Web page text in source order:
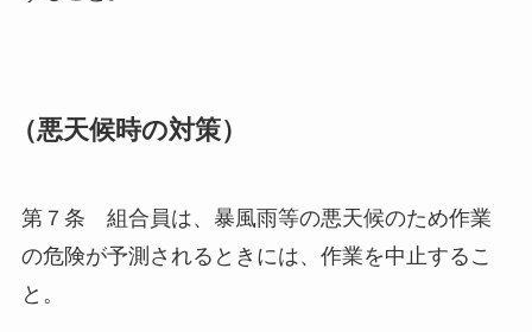
（悪天候時の対策）
第７条 組合員は、暴風雨等の悪天候のため作業
の危険が予測されるときには、作業を中止するこ
と。